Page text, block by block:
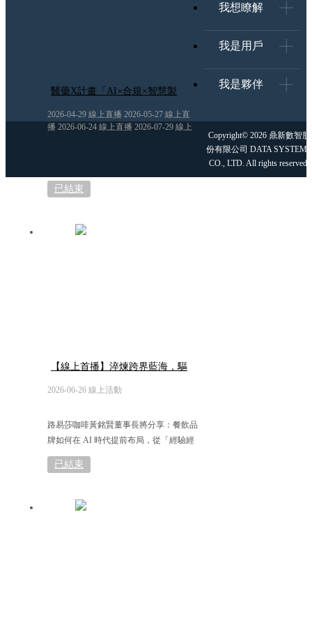
醫藥X計畫「AI×合規×智慧製
造」的跨界解題
2026-04-29 線上直播 2026-05-27 線上直
播 2026-06-24 線上直播 2026-07-29 線上
已結束
【線上首播】淬煉跨界藍海，驅
2026-06-26 線上活動
路易莎咖啡黃銘賢董事長將分享：餐飲品
牌如何在 AI 時代提前布局，從「經驗經
營」走向「制度管理」，奠定成長關鍵基
礎
已結束
我想瞭解
我是用戶
我是夥伴
Copyright© 2026 鼎新數智股
份有限公司 DATA SYSTEMS
CO., LTD. All rights reserved.